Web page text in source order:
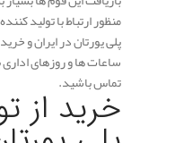
منظور ارتباط با تولید
پلی یورتان در ایران و
ساعات ها و روزهای
تماس باشید.
خرید از